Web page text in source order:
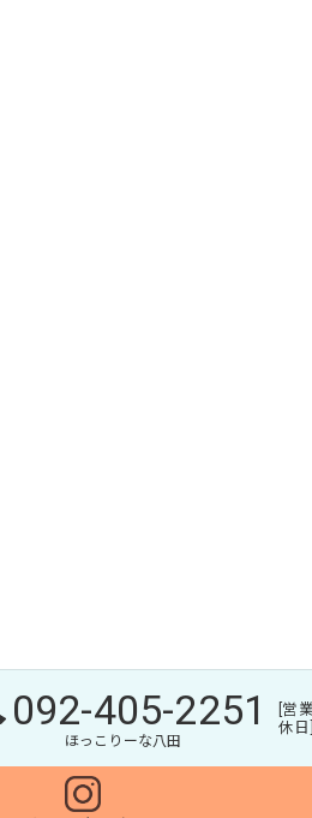
092-405-2251
ほっこりーな八田
[営
休